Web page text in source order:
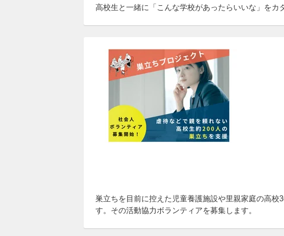
高校生と一緒に「こんな学校があったらいいな」をカ
巣立ちを目前に控えた児童養護施設や里親家庭の高
す。その活動協力ボランティアを募集します。